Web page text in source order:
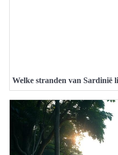
Welke stranden van Sardinië